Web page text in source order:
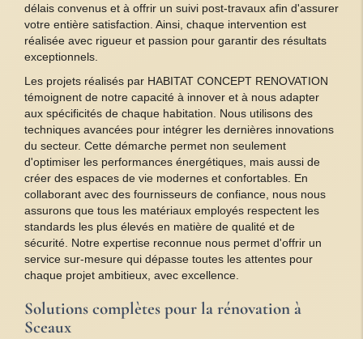
délais convenus et à offrir un suivi post-travaux afin d'assurer
votre entière satisfaction. Ainsi, chaque intervention est
réalisée avec rigueur et passion pour garantir des résultats
exceptionnels.
Les projets réalisés par HABITAT CONCEPT RENOVATION
témoignent de notre capacité à innover et à nous adapter
aux spécificités de chaque habitation. Nous utilisons des
techniques avancées pour intégrer les dernières innovations
du secteur. Cette démarche permet non seulement
d'optimiser les performances énergétiques, mais aussi de
créer des espaces de vie modernes et confortables. En
collaborant avec des fournisseurs de confiance, nous nous
assurons que tous les matériaux employés respectent les
standards les plus élevés en matière de qualité et de
sécurité. Notre expertise reconnue nous permet d'offrir un
service sur-mesure qui dépasse toutes les attentes pour
chaque projet ambitieux, avec excellence.
Solutions complètes pour la rénovation à
Sceaux